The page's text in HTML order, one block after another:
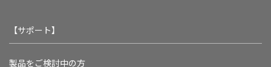
【サポート】
製品をご検討中の方